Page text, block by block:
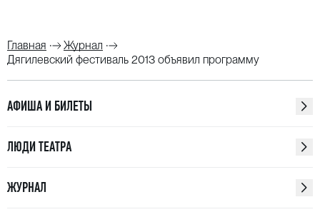
Главная
Журнал
Дягилевский фестиваль 2013 объявил программу
АФИША И БИЛЕТЫ
ЛЮДИ ТЕАТРА
ЖУРНАЛ